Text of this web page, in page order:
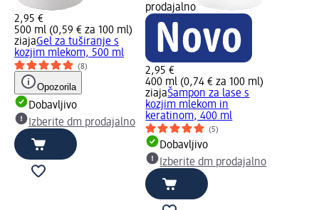
2,95 €
500 ml (0,59 € za 100 ml)
ziajaGel za tuširanje s
kozjim mlekom, 500 ml
(8)
Opozorila
Dobavljivo
Izberite dm prodajalno
prodajalno
2,95 €
400 ml (0,74 € za 100 ml)
ziajaŠampon za lase s
kozjim mlekom in
keratinom, 400 ml
(5)
Dobavljivo
Izberite dm prodajalno